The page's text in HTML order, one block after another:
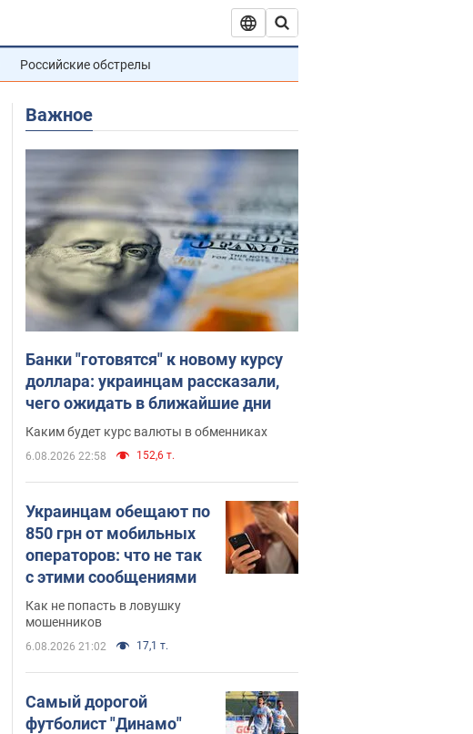
Российские обстрелы
Важное
Банки "готовятся" к новому курсу
доллара: украинцам рассказали,
чего ожидать в ближайшие дни
Каким будет курс валюты в обменниках
6.08.2026 22:58 152,6 т.
Украинцам обещают по
850 грн от мобильных
операторов: что не так
с этими сообщениями
Как не попасть в ловушку
мошенников
6.08.2026 21:02 17,1 т.
Самый дорогой
футболист "Динамо"